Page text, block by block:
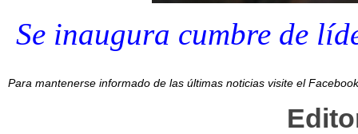
Se inaugura cumbre de
Para mantenerse informado de las últimas noticias visite el